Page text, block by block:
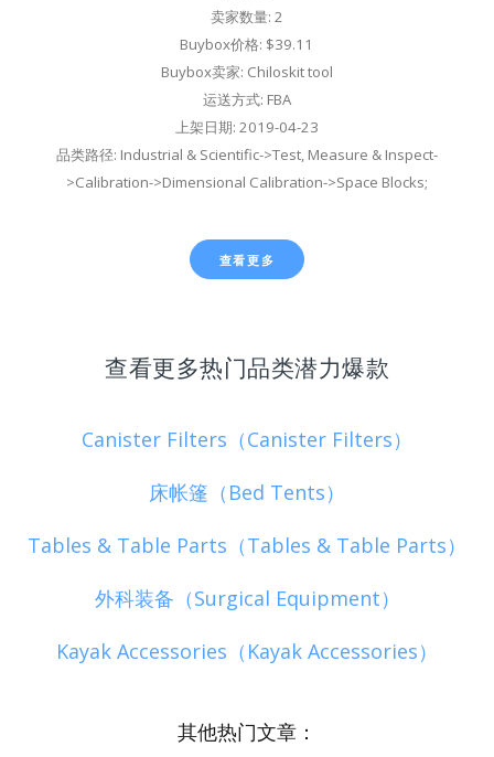
卖家数量: 2
Buybox价格: $39.11
Buybox卖家: Chiloskit tool
运送方式: FBA
上架日期: 2019-04-23
品类路径: Industrial & Scientific->Test, Measure & Inspect-
>Calibration->Dimensional Calibration->Space Blocks;
查看更多
查看更多热门品类潜力爆款
Canister Filters（Canister Filters）
床帐篷（Bed Tents）
Tables & Table Parts（Tables & Table Parts）
外科装备（Surgical Equipment）
Kayak Accessories（Kayak Accessories）
其他热门文章：